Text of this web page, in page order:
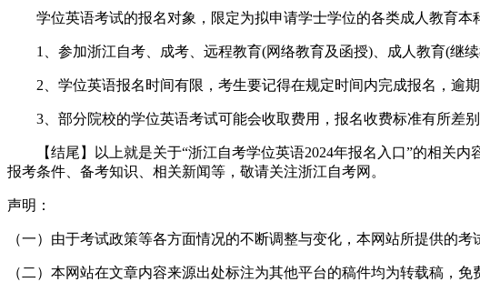
学位英语考试的报名对象，限定为拟申请学士学位的各类成人教育本
1、参加浙江自考、成考、远程教育(网络教育及函授)、成人教育(继续
2、学位英语报名时间有限，考生要记得在规定时间内完成报名，逾期
3、部分院校的学位英语考试可能会收取费用，报名收费标准有所差别
【结尾】以上就是关于“浙江自考学位英语2024年报名入口”的相关内
报考条件、备考知识、相关新闻等，敬请关注浙江自考网。
声明：
（一）由于考试政策等各方面情况的不断调整与变化，本网站所提供的
（二）本网站在文章内容来源出处标注为其他平台的稿件均为转载稿，